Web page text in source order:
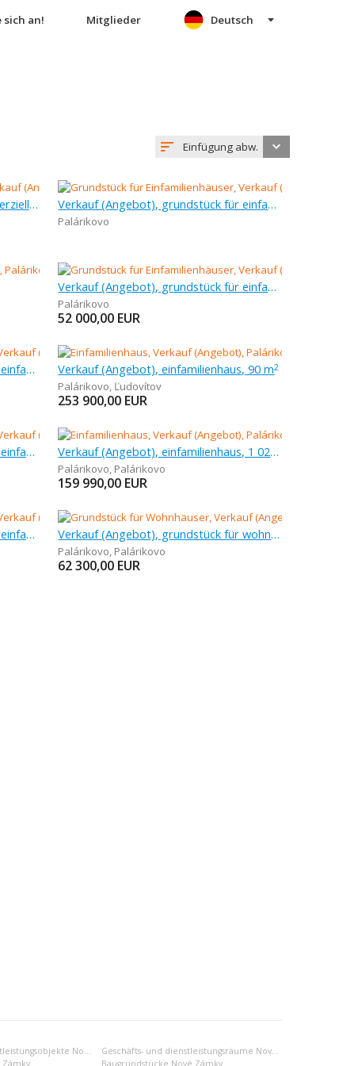
sich an! Mitglieder Deutsch
Einfügung abw.
Verkauf (Angebot), anderes kommerzielles objekt, 1 495 m Verkauf (Angebot), grundstück für einfamilienhäuser, 2 374 m
Palárikovo
Verkauf (Angebot), grundstück für einfamilienhäuser
Palárikovo
52 000,00 EUR
Verkauf (Angebot), grundstück für einfamilienhäuser, 3 204 m Verkauf (Angebot), einfamilienhaus, 90 m2
Palárikovo, Ľudovítov
253 900,00 EUR
Verkauf (Angebot), grundstück für einfamilienhäuser, 1 521 m Verkauf (Angebot), einfamilienhaus, 1 029 m
Palárikovo, Palárikovo
159 990,00 EUR
Verkauf (Angebot), grundstück für einfamilienhäuser, 500 m Verkauf (Angebot), grundstück für wohnhäuser, 961 m
Palárikovo, Palárikovo
62 300,00 EUR
Geschäfts- und dienstleistungsobjekte Nové Zámky
Geschäfts- und dienstleistungsräume Nové Zámky
Baugrundstücke Nové Zámky